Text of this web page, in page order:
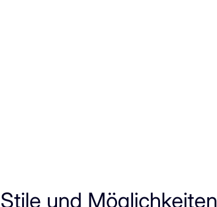
Stile und Möglichkeiten